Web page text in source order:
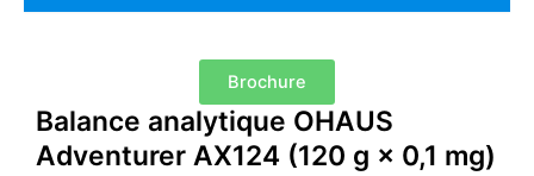
Brochure
Balance analytique OHAUS
Adventurer AX124 (120 g × 0,1 mg)